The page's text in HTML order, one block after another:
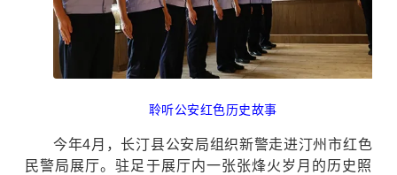
聆听公安红色历史故事
今年4月，长汀县公安局组织新警走进汀州市红色
民警局展厅。驻足于展厅内一张张烽火岁月的历史照